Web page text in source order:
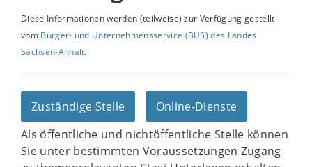
Diese Informationen werden (teilweise) zur Verfügung gestellt
vom Bürger- und Unternehmensservice (BUS) des Landes
Sachsen-Anhalt.
Zuständige Stelle
Online-Dienste
Als öffentliche und nichtöffentliche Stelle können
Sie unter bestimmten Voraussetzungen Zugang